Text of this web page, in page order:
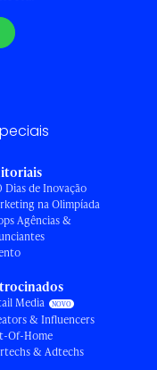
Dias de Inovação
na Olimpíada
Agências &
Media
& Influencers
Of-Home
& Adtechs